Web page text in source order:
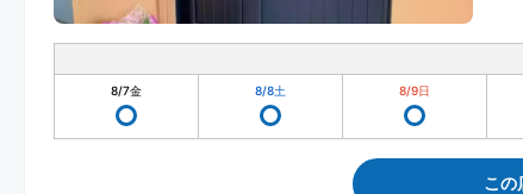
8/7金 8/8土 8/9日
この